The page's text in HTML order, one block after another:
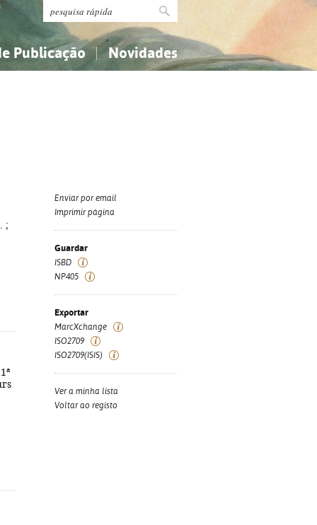
Publicação Novidades
;
Enviar por email
Imprimir página
Guardar
ISBD
NP405
Exportar
MarcXchange
ISO2709
ISO2709(ISIS)
Ver a minha lista
Voltar ao registo